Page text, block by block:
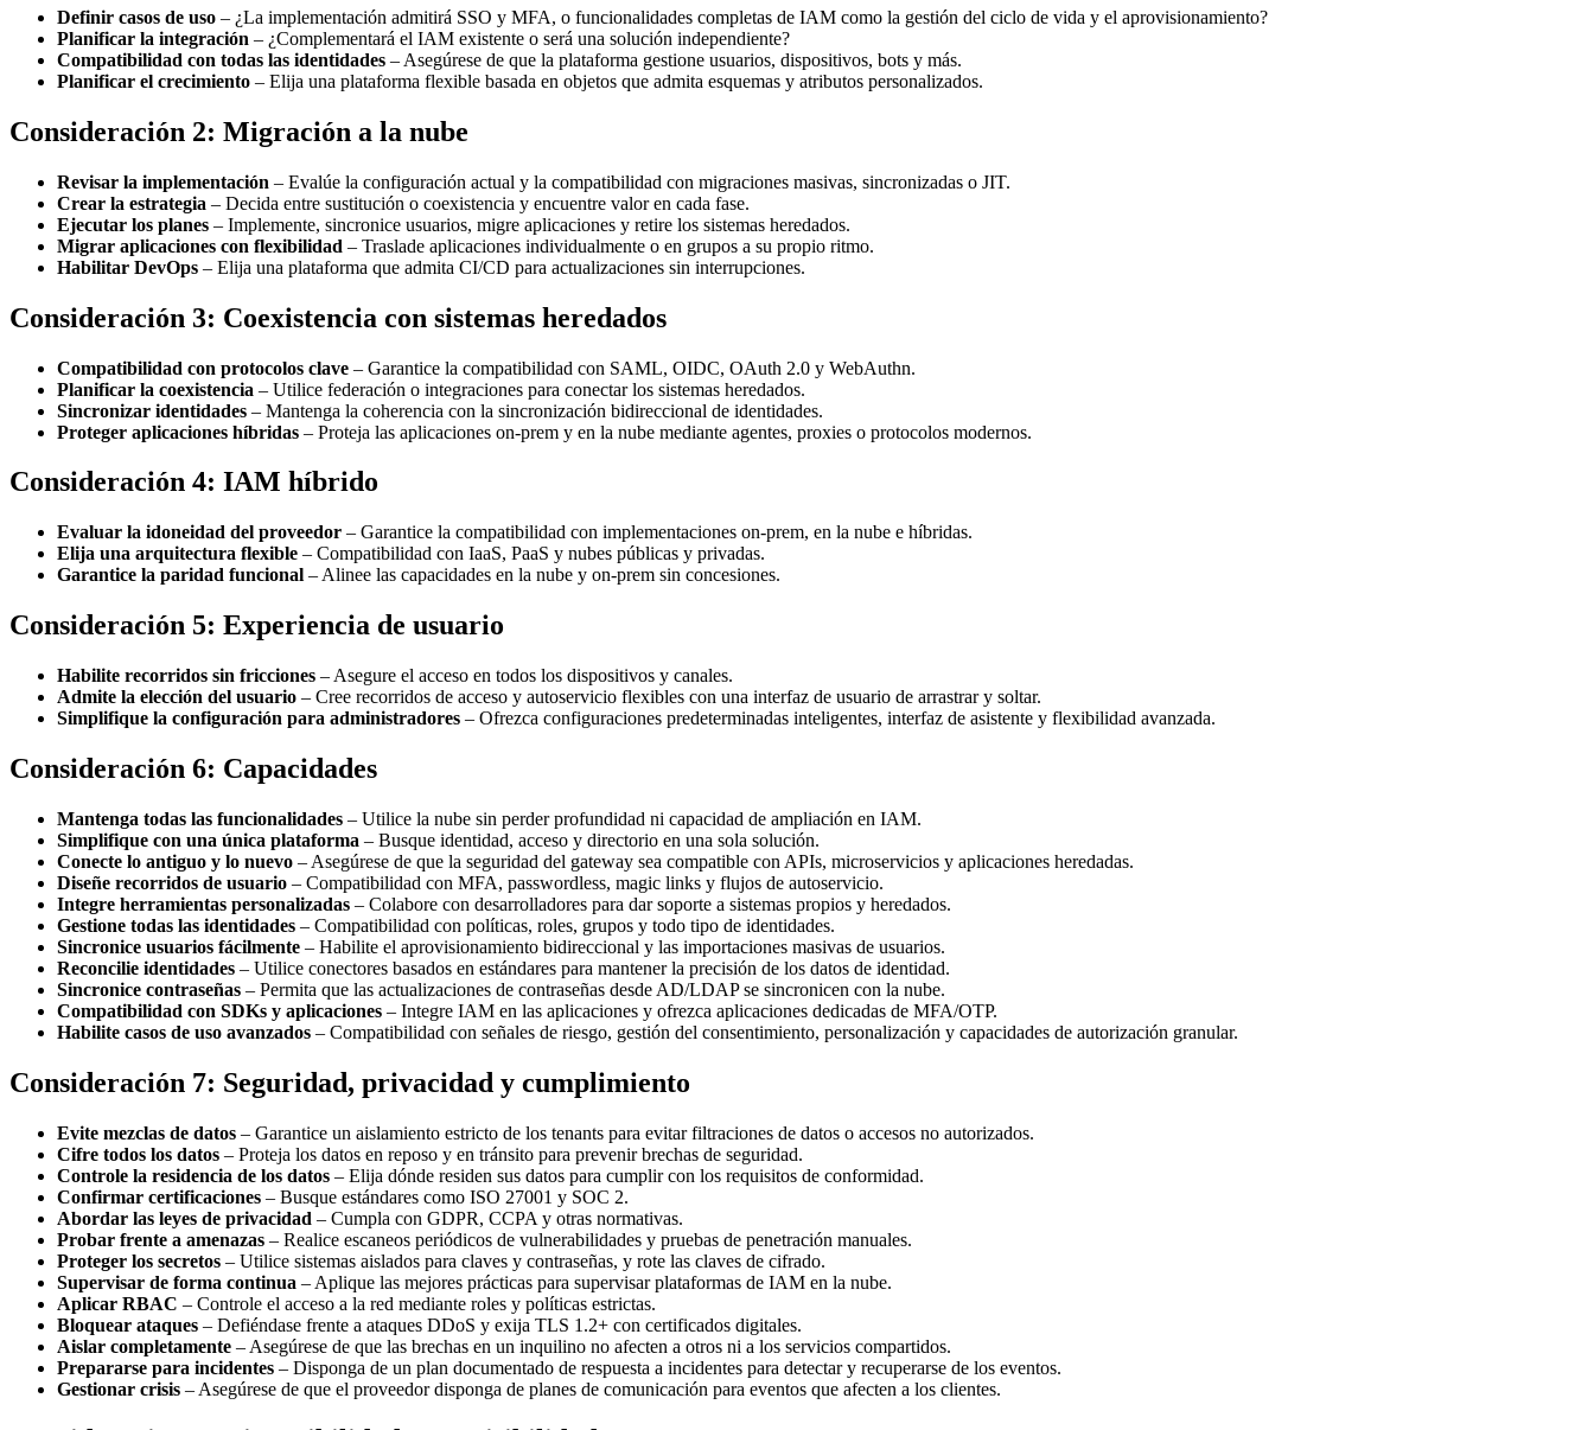
Definir casos de uso – ¿La implementación admitirá SSO y MFA, o funcionalidades completas de IAM como la gestión del ciclo de vida y el aprovisionamiento?
Planificar la integración – ¿Complementará el IAM existente o será una solución independiente?
Compatibilidad con todas las identidades – Asegúrese de que la plataforma gestione usuarios, dispositivos, bots y más.
Planificar el crecimiento – Elija una plataforma flexible basada en objetos que admita esquemas y atributos personalizados.
Consideración 2: Migración a la nube
Revisar la implementación – Evalúe la configuración actual y la compatibilidad con migraciones masivas, sincronizadas o JIT.
Crear la estrategia – Decida entre sustitución o coexistencia y encuentre valor en cada fase.
Ejecutar los planes – Implemente, sincronice usuarios, migre aplicaciones y retire los sistemas heredados.
Migrar aplicaciones con flexibilidad – Traslade aplicaciones individualmente o en grupos a su propio ritmo.
Habilitar DevOps – Elija una plataforma que admita CI/CD para actualizaciones sin interrupciones.
Consideración 3: Coexistencia con sistemas heredados
Compatibilidad con protocolos clave – Garantice la compatibilidad con SAML, OIDC, OAuth 2.0 y WebAuthn.
Planificar la coexistencia – Utilice federación o integraciones para conectar los sistemas heredados.
Sincronizar identidades – Mantenga la coherencia con la sincronización bidireccional de identidades.
Proteger aplicaciones híbridas – Proteja las aplicaciones on-prem y en la nube mediante agentes, proxies o protocolos modernos.
Consideración 4: IAM híbrido
Evaluar la idoneidad del proveedor – Garantice la compatibilidad con implementaciones on-prem, en la nube e híbridas.
Elija una arquitectura flexible – Compatibilidad con IaaS, PaaS y nubes públicas y privadas.
Garantice la paridad funcional – Alinee las capacidades en la nube y on-prem sin concesiones.
Consideración 5: Experiencia de usuario
Habilite recorridos sin fricciones – Asegure el acceso en todos los dispositivos y canales.
Admite la elección del usuario – Cree recorridos de acceso y autoservicio flexibles con una interfaz de usuario de arrastrar y soltar.
Simplifique la configuración para administradores – Ofrezca configuraciones predeterminadas inteligentes, interfaz de asistente y flexibilidad avanzada.
Consideración 6: Capacidades
Mantenga todas las funcionalidades – Utilice la nube sin perder profundidad ni capacidad de ampliación en IAM.
Simplifique con una única plataforma – Busque identidad, acceso y directorio en una sola solución.
Conecte lo antiguo y lo nuevo – Asegúrese de que la seguridad del gateway sea compatible con APIs, microservicios y aplicaciones heredadas.
Diseñe recorridos de usuario – Compatibilidad con MFA, passwordless, magic links y flujos de autoservicio.
Integre herramientas personalizadas – Colabore con desarrolladores para dar soporte a sistemas propios y heredados.
Gestione todas las identidades – Compatibilidad con políticas, roles, grupos y todo tipo de identidades.
Sincronice usuarios fácilmente – Habilite el aprovisionamiento bidireccional y las importaciones masivas de usuarios.
Reconcilie identidades – Utilice conectores basados en estándares para mantener la precisión de los datos de identidad.
Sincronice contraseñas – Permita que las actualizaciones de contraseñas desde AD/LDAP se sincronicen con la nube.
Compatibilidad con SDKs y aplicaciones – Integre IAM en las aplicaciones y ofrezca aplicaciones dedicadas de MFA/OTP.
Habilite casos de uso avanzados – Compatibilidad con señales de riesgo, gestión del consentimiento, personalización y capacidades de autorización granular.
Consideración 7: Seguridad, privacidad y cumplimiento
Evite mezclas de datos – Garantice un aislamiento estricto de los tenants para evitar filtraciones de datos o accesos no autorizados.
Cifre todos los datos – Proteja los datos en reposo y en tránsito para prevenir brechas de seguridad.
Controle la residencia de los datos – Elija dónde residen sus datos para cumplir con los requisitos de conformidad.
Confirmar certificaciones – Busque estándares como ISO 27001 y SOC 2.
Abordar las leyes de privacidad – Cumpla con GDPR, CCPA y otras normativas.
Probar frente a amenazas – Realice escaneos periódicos de vulnerabilidades y pruebas de penetración manuales.
Proteger los secretos – Utilice sistemas aislados para claves y contraseñas, y rote las claves de cifrado.
Supervisar de forma continua – Aplique las mejores prácticas para supervisar plataformas de IAM en la nube.
Aplicar RBAC – Controle el acceso a la red mediante roles y políticas estrictas.
Bloquear ataques – Defiéndase frente a ataques DDoS y exija TLS 1.2+ con certificados digitales.
Aislar completamente – Asegúrese de que las brechas en un inquilino no afecten a otros ni a los servicios compartidos.
Prepararse para incidentes – Disponga de un plan documentado de respuesta a incidentes para detectar y recuperarse de los eventos.
Gestionar crisis – Asegúrese de que el proveedor disponga de planes de comunicación para eventos que afecten a los clientes.